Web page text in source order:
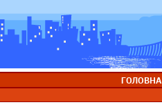
ГОЛОВНА